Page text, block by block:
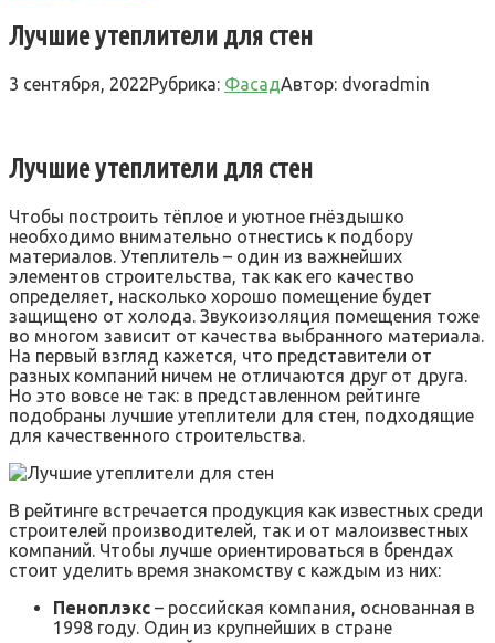
Лучшие утеплители для стен
3 сентября, 2022Рубрика: ФасадАвтор: dvoradmin
Лучшие утеплители для стен
Чтобы построить тёплое и уютное гнёздышко
необходимо внимательно отнестись к подбору
материалов. Утеплитель – один из важнейших
элементов строительства, так как его качество
определяет, насколько хорошо помещение будет
защищено от холода. Звукоизоляция помещения тоже
во многом зависит от качества выбранного материала.
На первый взгляд кажется, что представители от
разных компаний ничем не отличаются друг от друга.
Но это вовсе не так: в представленном рейтинге
подобраны лучшие утеплители для стен, подходящие
для качественного строительства.
В рейтинге встречается продукция как известных среди
строителей производителей, так и от малоизвестных
компаний. Чтобы лучше ориентироваться в брендах
стоит уделить время знакомству с каждым из них:
Пеноплэкс – российская компания, основанная в
1998 году. Один из крупнейших в стране